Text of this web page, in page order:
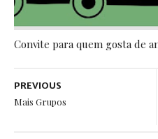
Convite para quem gosta de
PREVIOUS
Mais Grupos